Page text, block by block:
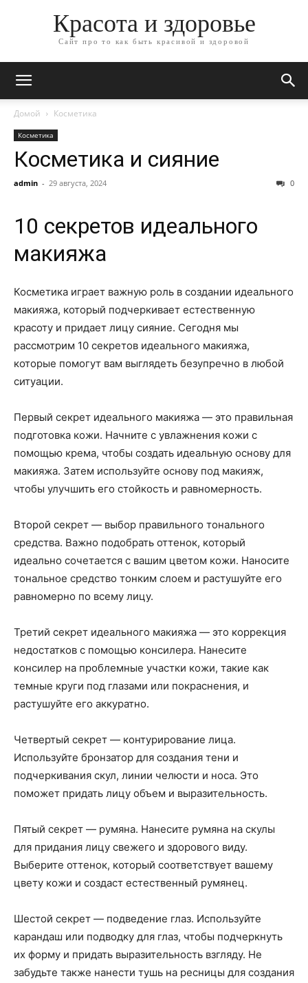
Красота и здоровье
Сайт про то как быть красивой и здоровой
Домой Косметика
Косметика
Косметика и сияние
admin - 29 августа, 2024 0
10 секретов идеального
макияжа
Косметика играет важную роль в создании идеального
макияжа, который подчеркивает естественную
красоту и придает лицу сияние. Сегодня мы
рассмотрим 10 секретов идеального макияжа,
которые помогут вам выглядеть безупречно в любой
ситуации.
Первый секрет идеального макияжа — это правильная
подготовка кожи. Начните с увлажнения кожи с
помощью крема, чтобы создать идеальную основу для
макияжа. Затем используйте основу под макияж,
чтобы улучшить его стойкость и равномерность.
Второй секрет — выбор правильного тонального
средства. Важно подобрать оттенок, который
идеально сочетается с вашим цветом кожи. Наносите
тональное средство тонким слоем и растушуйте его
равномерно по всему лицу.
Третий секрет идеального макияжа — это коррекция
недостатков с помощью консилера. Нанесите
консилер на проблемные участки кожи, такие как
темные круги под глазами или покраснения, и
растушуйте его аккуратно.
Четвертый секрет — контурирование лица.
Используйте бронзатор для создания тени и
подчеркивания скул, линии челюсти и носа. Это
поможет придать лицу объем и выразительность.
Пятый секрет — румяна. Нанесите румяна на скулы
для придания лицу свежего и здорового виду.
Выберите оттенок, который соответствует вашему
цвету кожи и создаст естественный румянец.
Шестой секрет — подведение глаз. Используйте
карандаш или подводку для глаз, чтобы подчеркнуть
их форму и придать выразительность взгляду. Не
забудьте также нанести тушь на ресницы для создания